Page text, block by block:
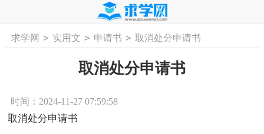
首页 工作计划 活动计划 学习计划
求学网 > 实用文 > 申请书 > 取消处分申请书
取消处分申请书
时间：2024-11-27 07:59:58
取消处分申请书